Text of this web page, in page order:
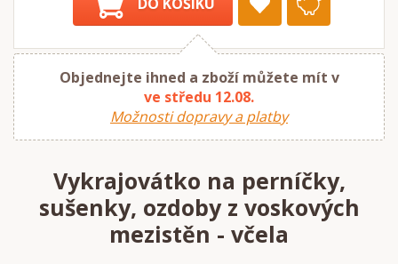
Objednejte ihned a zboží můžete mít v
ve středu 12.08.
Možnosti dopravy a platby
Vykrajovátko na perníčky,
sušenky, ozdoby z voskových
mezistěn - včela